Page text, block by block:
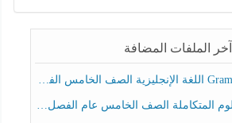
آخر الملفات المضافة
الصف الخامس عام الفصل الدراسي الثالث 2025-2026